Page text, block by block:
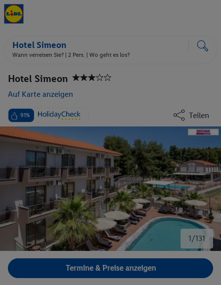
Hotel Simeon
Wann verreisen Sie? | 2 Pers. | Wo geht es los?
Hotel Simeon
Auf Karte anzeigen
91% Teilen
1/131
Bild 1 von 131.
Termine & Preise anzeigen